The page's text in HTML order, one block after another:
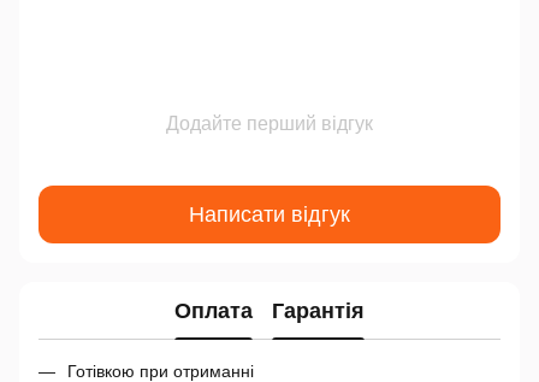
Додайте перший відгук
Написати відгук
Оплата Гарантія
Готівкою при отриманні